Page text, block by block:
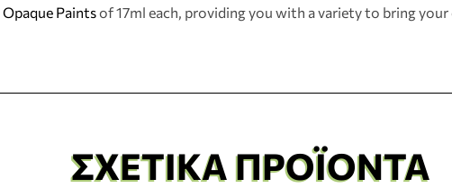
Opaque Paintsof 17ml each, providing you with a variety to bring
ΣΧΕΤΙΚΆ ΠΡΟΪΌΝΤΑ